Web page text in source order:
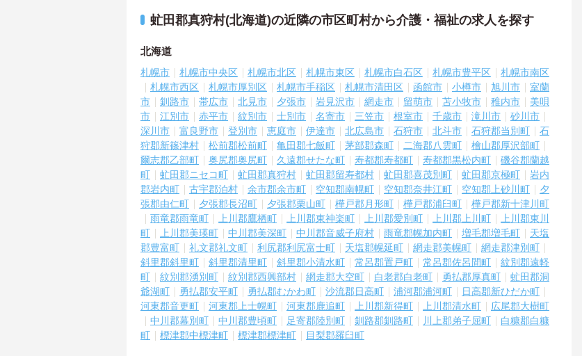
虻田郡真狩村(北海道)の近隣の市区町村から介護・福祉の求人を探す
北海道
札幌市 札幌市中央区 札幌市北区 札幌市東区 札幌市白石区 札幌市豊平区
札幌市南区
札幌市西区
札幌市厚別区 札幌市手稲区 札幌市清田区 函館市 小樽市 旭川市
室蘭
市
釧路市 帯広市 北見市 夕張市 岩見沢市 網走市 留萌市 苫小牧市 稚内市
美唄
市
江別市 赤平市 紋別市 士別市 名寄市 三笠市 根室市 千歳市 滝川市
砂川市
深川市
富良野市 登別市 恵庭市 伊達市 北広島市 石狩市 北斗市 石狩郡当別町
石
狩郡新篠津村
松前郡松前町 亀田郡七飯町 茅部郡森町 二海郡八雲町
檜山郡厚沢部町
爾志郡乙部町
奥尻郡奥尻町 久遠郡せたな町 寿都郡寿都町 寿都郡黒松内町
磯谷郡蘭越
町
虻田郡ニセコ町 虻田郡真狩村 虻田郡留寿都村 虻田郡喜茂別町 虻田郡京極町
岩内
郡岩内町
古宇郡泊村 余市郡余市町 空知郡南幌町 空知郡奈井江町 空知郡上砂川町
夕
張郡由仁町
夕張郡長沼町 夕張郡栗山町 樺戸郡月形町 樺戸郡浦臼町
樺戸郡新十津川町
雨竜郡雨竜町
上川郡鷹栖町 上川郡東神楽町 上川郡愛別町 上川郡上川町
上川郡東川
町
上川郡美瑛町 中川郡美深町 中川郡音威子府村 雨竜郡幌加内町 増毛郡増毛町
天塩
郡豊富町
礼文郡礼文町 利尻郡利尻富士町 天塩郡幌延町 網走郡美幌町
網走郡津別町
斜里郡斜里町
斜里郡清里町 斜里郡小清水町 常呂郡置戸町 常呂郡佐呂間町
紋別郡遠軽
町
紋別郡湧別町 紋別郡西興部村 網走郡大空町 白老郡白老町 勇払郡厚真町
虻田郡洞
爺湖町
勇払郡安平町 勇払郡むかわ町 沙流郡日高町 浦河郡浦河町
日高郡新ひだか町
河東郡音更町
河東郡上士幌町 河東郡鹿追町 上川郡新得町 上川郡清水町
広尾郡大樹町
中川郡幕別町
中川郡豊頃町 足寄郡陸別町 釧路郡釧路町 川上郡弟子屈町
白糠郡白糠
町
標津郡中標津町 標津郡標津町 目梨郡羅臼町